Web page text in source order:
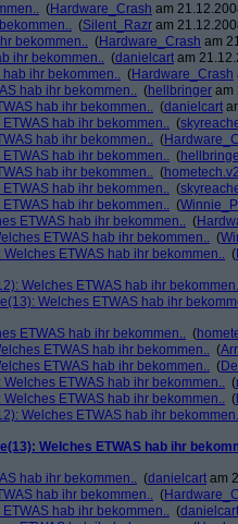
(Hardware_Crash am
(Silent_Razr am
bekommen.. (Hardware_Crash am
ihr bekommen.. (danielcart am
ihr bekommen.. (Hardware_Crash
hab ihr bekommen.. (hellbringer am
hab ihr bekommen.. (danielcart
hab ihr bekommen.. (
hab ihr bekommen.. (
hab ihr bekommen.. (
hab ihr bekommen.. (
hab ihr bekommen.. (
hab ihr bekommen.. (
ETWAS hab ihr bekommen.. (
ETWAS hab ihr bekommen.. (
Welches ETWAS hab ihr bekommen.. (
Welches ETWAS hab ihr
Welches ETWAS hab ihr
ETWAS hab ihr bekommen.. (
ETWAS hab ihr bekommen.. (
ETWAS hab ihr bekommen.. (
Welches ETWAS hab ihr bekommen.. (
Welches ETWAS hab ihr bekommen.. (
Welches ETWAS hab ihr
Welches ETWAS hab ihr
hab ihr bekommen.. (danielcart am
hab ihr bekommen.. (
hab ihr bekommen.. (danielcart